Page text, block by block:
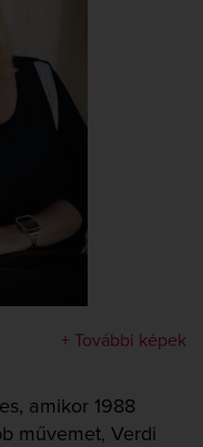
+ További képek
amikor 1988
művemet, Verdi